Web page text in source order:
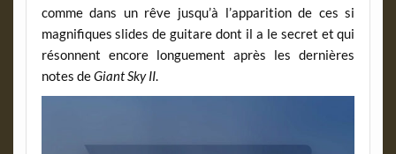
comme dans un rêve jusqu’à l’apparition de ces si
magnifiques slides de guitare dont il a le secret et qui
résonnent encore longuement après les dernières
notes deGiant Sky II.